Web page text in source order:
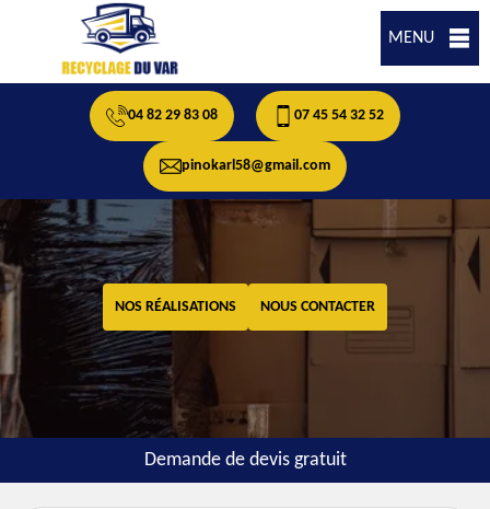
MENU
04 82 29 83 08 07 45 54 32 52
pinokarl58@gmail.com
NOS RÉALISATIONS NOUS CONTACTER
Demande de devis gratuit